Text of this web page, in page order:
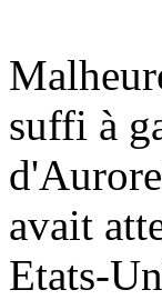
suffi à
avait
Etats-